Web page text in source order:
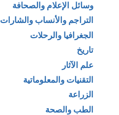
وسائل الإعلام والصحافة
التراجم والأنساب والشارات
الجغرافيا والرحلات
تاريخ
علم الآثار
التقنيات والمعلوماتية
الزراعة
الطب والصحة